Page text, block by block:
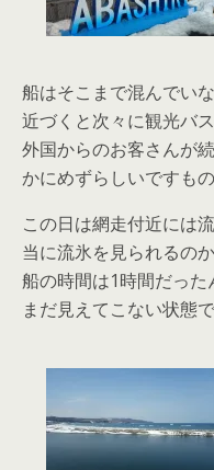
船はそこまで混んでい
近づくと次々に観光バ
外国からのお客さんが
かにめずらしいですもの
この日は網走付近には
当に流氷を見られるのか
船の時間は1時間だっ
まだ見えてこない状態で